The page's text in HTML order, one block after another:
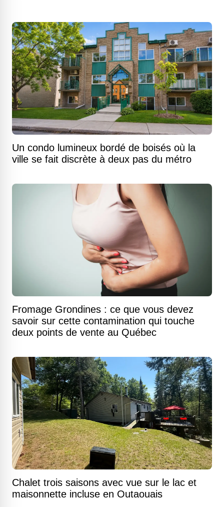
Un condo lumineux bordé de boisés où la
ville se fait discrète à deux pas du métro
Fromage Grondines : ce que vous devez
savoir sur cette contamination qui touche
deux points de vente au Québec
Chalet trois saisons avec vue sur le lac et
maisonnette incluse en Outaouais